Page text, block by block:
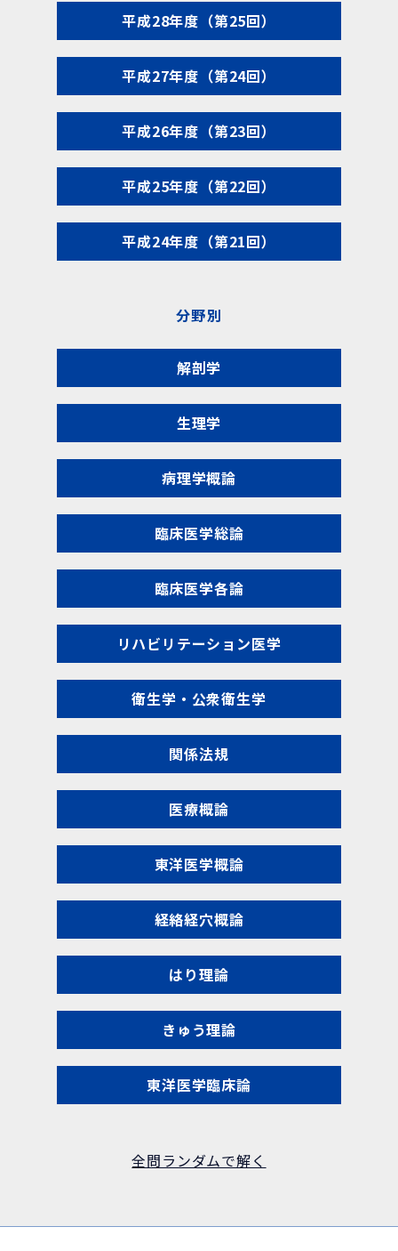
平成28年度（第25回）
平成27年度（第24回）
平成26年度（第23回）
平成25年度（第22回）
平成24年度（第21回）
分野別
解剖学
生理学
病理学概論
臨床医学総論
臨床医学各論
リハビリテーション医学
衛生学・公衆衛生学
関係法規
医療概論
東洋医学概論
経絡経穴概論
はり理論
きゅう理論
東洋医学臨床論
全問ランダムで解く